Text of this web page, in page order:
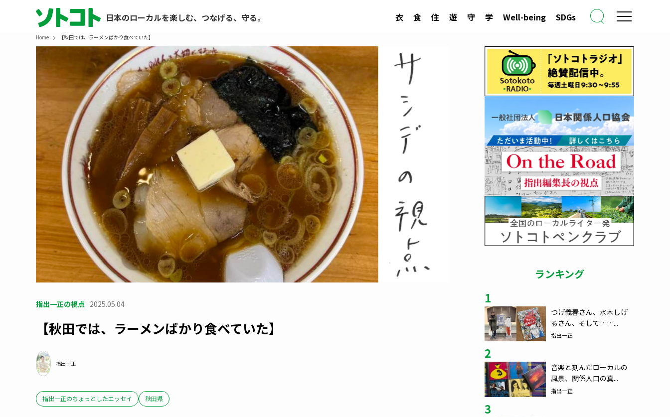
日本のローカルを楽しむ、つなげる、守る。 衣 食 住 遊 守 学 Well-being SDGs
Home 【秋田では、ラーメンばかり食べていた】
指出一正の視点 2025.05.04
【秋田では、ラーメンばかり食べていた】
指出一正
指出一正のちょっとしたエッセイ 秋田県
ランキング
1
つげ義春さん、水木しげ
るさん、そして……...
指出一正
2
音楽と刻んだローカルの
風景、関係人口の真...
指出一正
3